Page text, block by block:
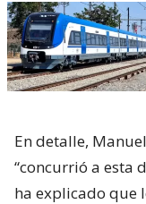
En detalle,
“concurrió a esta
ha explicado que